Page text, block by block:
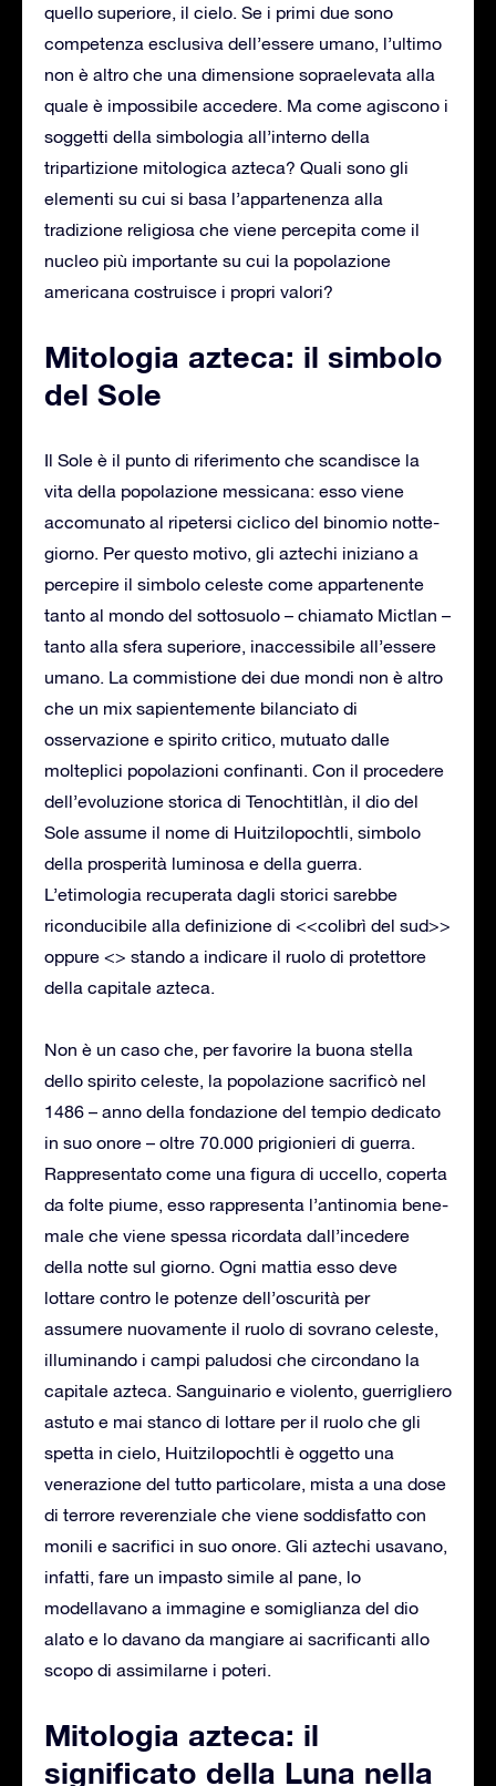
quello superiore, il cielo. Se i primi due sono
competenza esclusiva dell’essere umano, l’ultimo
non è altro che una dimensione sopraelevata alla
quale è impossibile accedere. Ma come agiscono i
soggetti della simbologia all’interno della
tripartizione mitologica azteca? Quali sono gli
elementi su cui si basa l’appartenenza alla
tradizione religiosa che viene percepita come il
nucleo più importante su cui la popolazione
americana costruisce i propri valori?
Mitologia azteca: il simbolo
del Sole
Il Sole è il punto di riferimento che scandisce la
vita della popolazione messicana: esso viene
accomunato al ripetersi ciclico del binomio notte-
giorno. Per questo motivo, gli aztechi iniziano a
percepire il simbolo celeste come appartenente
tanto al mondo del sottosuolo – chiamato Mictlan –
tanto alla sfera superiore, inaccessibile all’essere
umano. La commistione dei due mondi non è altro
che un mix sapientemente bilanciato di
osservazione e spirito critico, mutuato dalle
molteplici popolazioni confinanti. Con il procedere
dell’evoluzione storica di Tenochtitlàn, il dio del
Sole assume il nome di Huitzilopochtli, simbolo
della prosperità luminosa e della guerra.
L’etimologia recuperata dagli storici sarebbe
riconducibile alla definizione di <<colibrì del sud>>
oppure <> stando a indicare il ruolo di protettore
della capitale azteca.
Non è un caso che, per favorire la buona stella
dello spirito celeste, la popolazione sacrificò nel
1486 – anno della fondazione del tempio dedicato
in suo onore – oltre 70.000 prigionieri di guerra.
Rappresentato come una figura di uccello, coperta
da folte piume, esso rappresenta l’antinomia bene-
male che viene spessa ricordata dall’incedere
della notte sul giorno. Ogni mattia esso deve
lottare contro le potenze dell’oscurità per
assumere nuovamente il ruolo di sovrano celeste,
illuminando i campi paludosi che circondano la
capitale azteca. Sanguinario e violento, guerrigliero
astuto e mai stanco di lottare per il ruolo che gli
spetta in cielo, Huitzilopochtli è oggetto una
venerazione del tutto particolare, mista a una dose
di terrore reverenziale che viene soddisfatto con
monili e sacrifici in suo onore. Gli aztechi usavano,
infatti, fare un impasto simile al pane, lo
modellavano a immagine e somiglianza del dio
alato e lo davano da mangiare ai sacrificanti allo
scopo di assimilarne i poteri.
Mitologia azteca: il
significato della Luna nella